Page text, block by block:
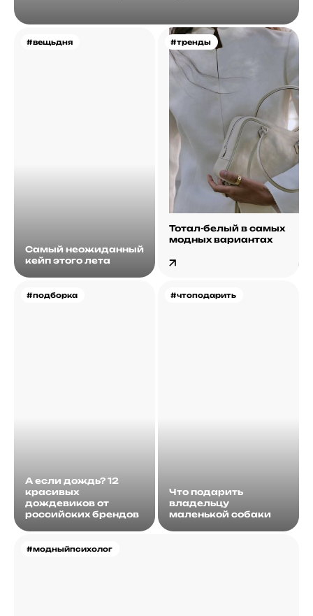
#вещьдня
Самый неожиданный
кейп этого лета
#тренды
Тотал-белый в самых
модных вариантах
#подборка
А если дождь? 12
красивых
дождевиков от
российских брендов
#модныйпсихолог
#чтоподарить
Что подарить
владельцу
маленькой собаки